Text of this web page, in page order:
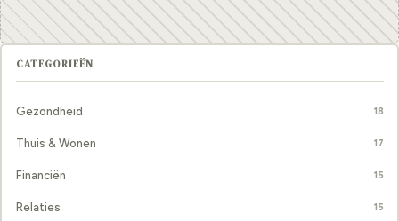
CATEGORIEËN
Gezondheid 18
Thuis & Wonen 17
Financiën 15
Relaties 15